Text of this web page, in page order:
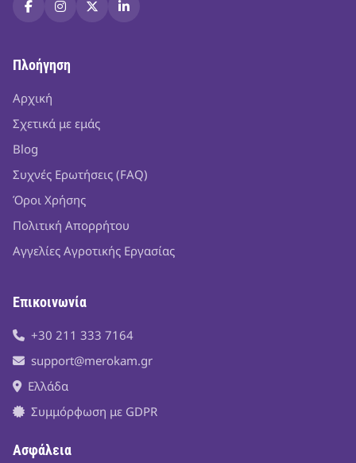
Πλοήγηση
Αρχική
Σχετικά με εμάς
Blog
Συχνές Ερωτήσεις (FAQ)
Όροι Χρήσης
Πολιτική Απορρήτου
Αγγελίες Αγροτικής Εργασίας
Επικοινωνία
+30 211 333 7164
support@merokam.gr
Ελλάδα
Συμμόρφωση με GDPR
Ασφάλεια